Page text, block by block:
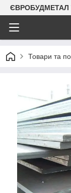
ЄВРОБУДМЕТАЛ
Товари та